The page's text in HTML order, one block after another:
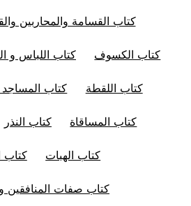
كتاب القسامة والمحاربين
كتاب الكسوف كتاب اللباس و
كتاب اللقطة كتاب
كتاب المساقاة كتاب النذر
كتاب الهبات كتاب
كتاب صفات المنافقين